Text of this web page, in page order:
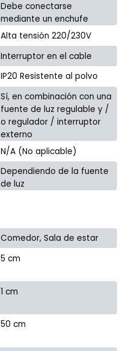
Debe conectarse
mediante un enchufe
Alta tensión 220/230V
Interruptor en el cable
IP20 Resistente al polvo
Sí, en combinación con una
fuente de luz regulable y /
o regulador / interruptor
externo
N/A (No aplicable)
Dependiendo de la fuente
de luz
Comedor, Sala de estar
5 cm
1 cm
50 cm